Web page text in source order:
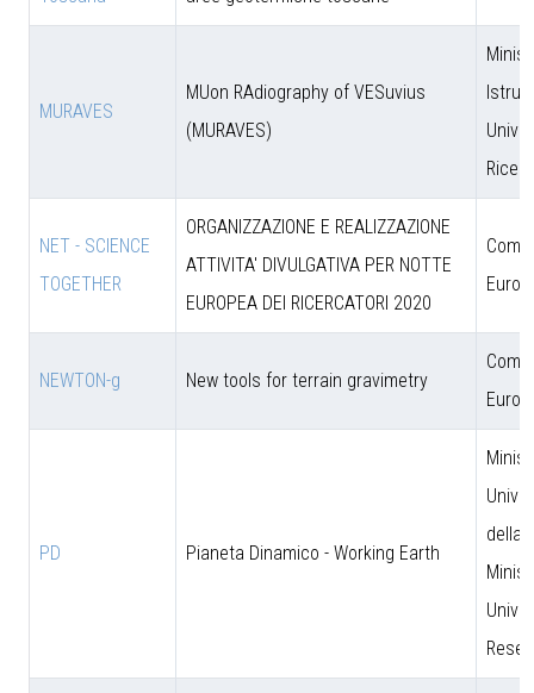
MURAVES
MUon RAdiography of VESuvius
(MURAVES)
NET - SCIENCE
TOGETHER
ORGANIZZAZIONE E REALIZZAZIONE
ATTIVITA' DIVULGATIVA PER NOTTE
EUROPEA DEI RICERCATORI 2020
NEWTON-g New tools for terrain gravimetry
PD Pianeta Dinamico - Working Earth
della